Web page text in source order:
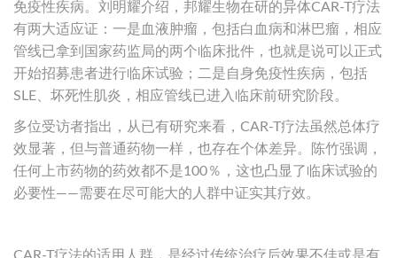
免疫性疾病。刘明耀介绍，邦耀生物在研的异体CAR-T疗法
有两大适应证：一是血液肿瘤，包括白血病和淋巴瘤，相应
管线已拿到国家药监局的两个临床批件，也就是说可以正式
开始招募患者进行临床试验；二是自身免疫性疾病，包括
SLE、坏死性肌炎，相应管线已进入临床前研究阶段。
多位受访者指出，从已有研究来看，CAR-T疗法虽然总体疗
效显著，但与普通药物一样，也存在个体差异。陈竹强调，
任何上市药物的药效都不是100％，这也凸显了临床试验的
必要性——需要在尽可能大的人群中证实其疗效。
CAR-T疗法的适用人群，是经过传统治疗后效果不佳或是有